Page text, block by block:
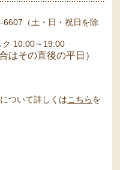
（土・日・祝日を除
ク 10:00～19:00
はその直後の平日）
ついて詳しくはこちらを